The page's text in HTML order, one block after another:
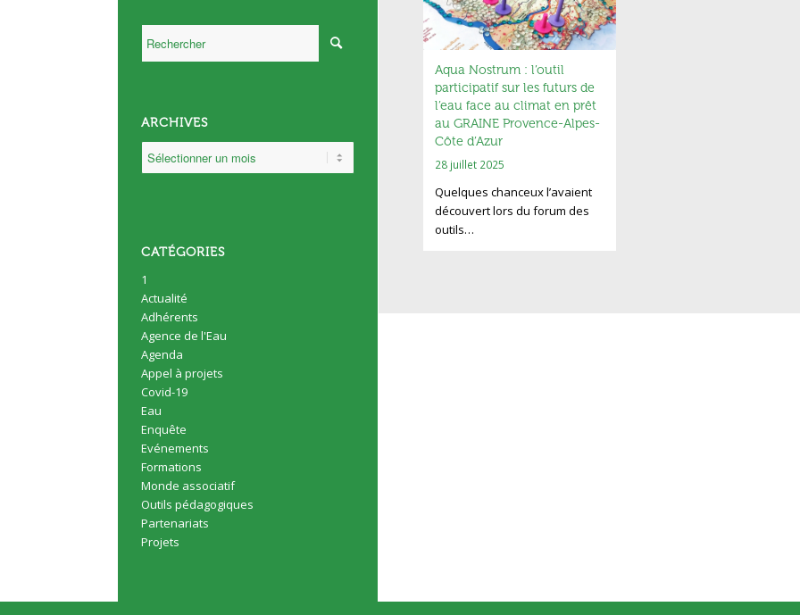
Aqua Nostrum : l’outil
participatif sur les futurs de
l’eau face au climat en prêt
au GRAINE Provence-Alpes-
Côte d’Azur
28 juillet 2025
Quelques chanceux l’avaient
découvert lors du forum des
outils…
ARCHIVES
CATÉGORIES
1
Actualité
Adhérents
Agence de l'Eau
Agenda
Appel à projets
Covid-19
Eau
Enquête
Evénements
Formations
Monde associatif
Outils pédagogiques
Partenariats
Projets